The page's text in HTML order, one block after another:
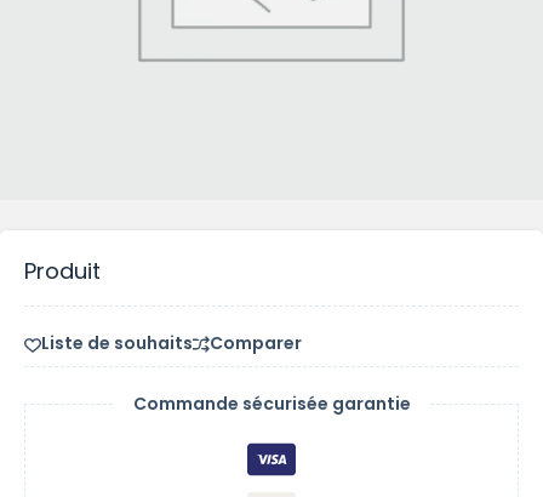
Produit
Liste de souhaits Comparer
Commande sécurisée garantie